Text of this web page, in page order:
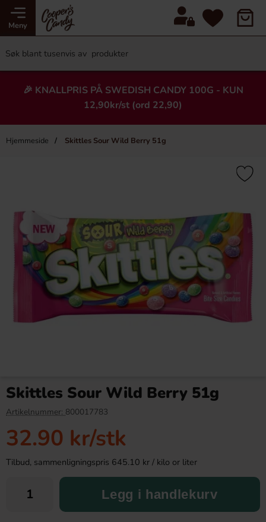
Meny
🎉 KNALLPRIS PÅ SWEDISH CANDY 100G - KUN
12,90kr/st (ord 22,90)
Hjemmeside Skittles Sour Wild Berry 51g
×
Strawberry 150g
Köp
Ny!
36.90 kr
Skittles Sour Wild Berry 51g
Artikelnummer: 800017783
32.90 kr/stk
Tilbud, sammenligningspris 645.10 kr / kilo or liter
Legg i handlekurv